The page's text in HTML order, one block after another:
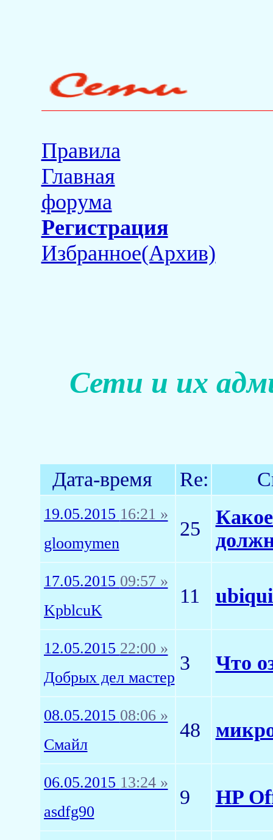
Правила
Главная
форума
Регистрация
Избранное(Архив)
Сети и их
Дата-время Re:
19.05.2015 16:21 »
gloomymen
25
17.05.2015 09:57 »
KpblcuK
11
12.05.2015 22:00 »
Добрых дел мастер
3 Что
08.05.2015 08:06 »
Смайл
48
06.05.2015 13:24 »
asdfg90
9 HP